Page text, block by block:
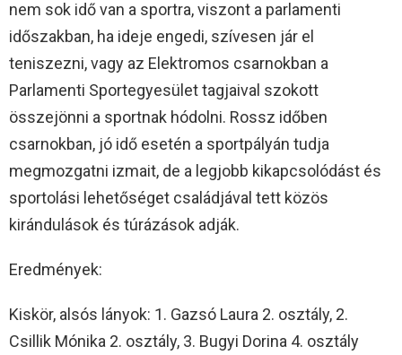
nem sok idő van a sportra, viszont a parlamenti
időszakban, ha ideje engedi, szívesen jár el
teniszezni, vagy az Elektromos csarnokban a
Parlamenti Sportegyesület tagjaival szokott
összejönni a sportnak hódolni. Rossz időben
csarnokban, jó idő esetén a sportpályán tudja
megmozgatni izmait, de a legjobb kikapcsolódást és
sportolási lehetőséget családjával tett közös
kirándulások és túrázások adják.
Eredmények:
Kiskör, alsós lányok: 1. Gazsó Laura 2. osztály, 2.
Csillik Mónika 2. osztály, 3. Bugyi Dorina 4. osztály